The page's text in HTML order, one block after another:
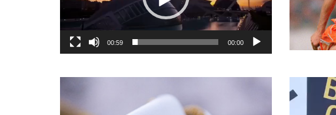
00:00
00:59